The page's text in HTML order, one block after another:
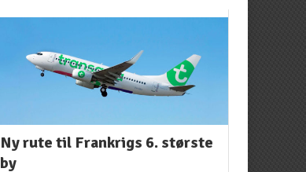
Ny rute til Frankrigs 6. største
by